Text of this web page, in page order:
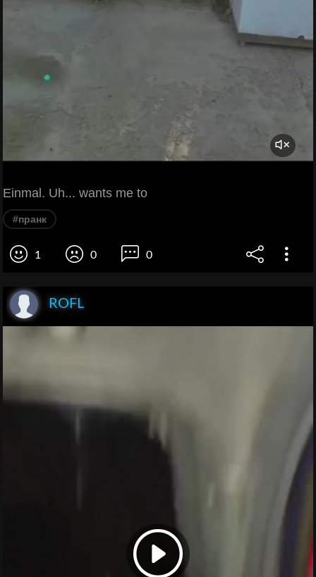
Einmal. Uh... wants me to
#пранк
1 0 0
ROFL